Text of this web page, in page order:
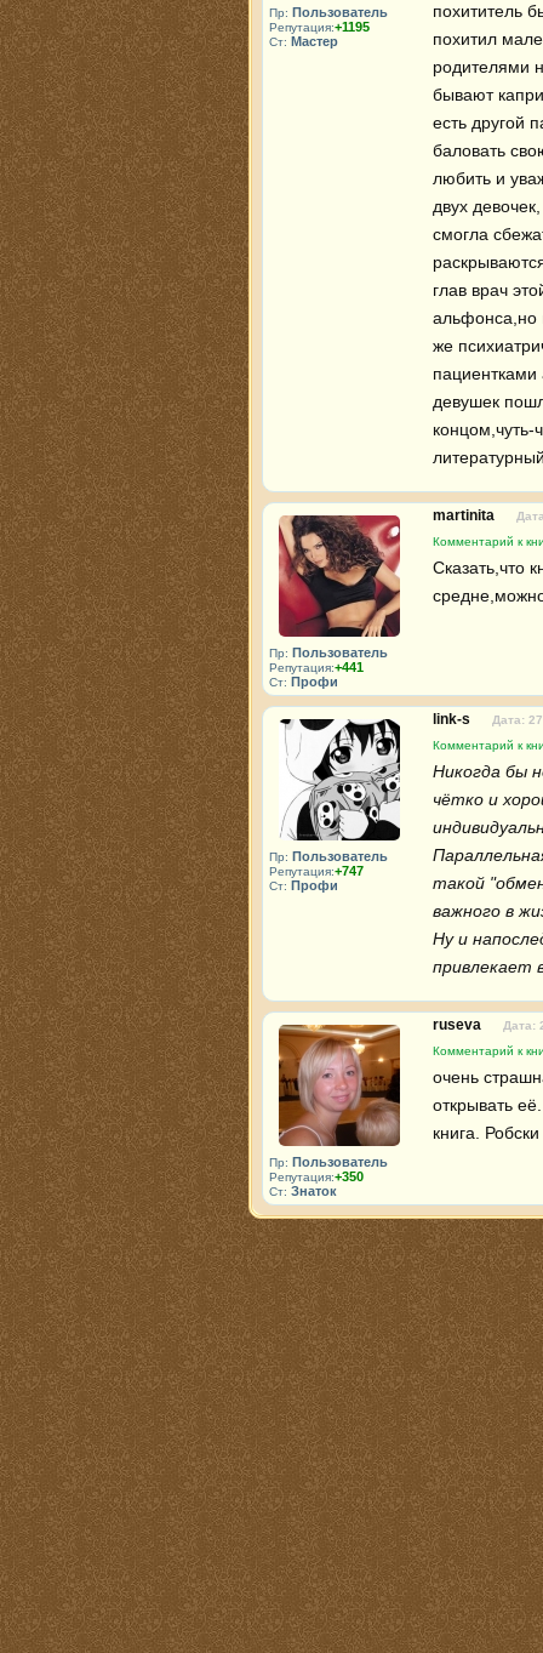
Пр: Пользователь
Репутация:+1195
Ст: Мастер
похититель
похитил
родителями
бывают
есть другой
баловать
любить и
двух
смогла
глав врач
альфонса,но
же
пациентками
девушек
Пр: Пользователь
Репутация:+441
Ст: Профи
martinita
Комментарий к
Сказать,что
средне,можно
Пр: Пользователь
Репутация:+747
Ст: Профи
link-s
Дата:
Комментарий к
Никогда бы
чётко и
такой
важного в
Ну и
привлекает
Пр: Пользователь
Репутация:+350
Ст: Знаток
ruseva
Дата:
Комментарий к
очень
открывать
книга.